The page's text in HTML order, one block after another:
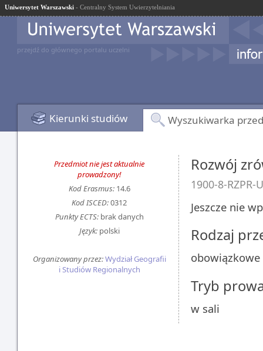
Uniwersytet Warszawski - Centralny System Uwierzytelniania
przejdź do głównego portalu uczelni
Kierunki studiów Wyszukiwarka
Przedmiot nie jest aktualnie
prowadzony!
Kod Erasmus:14.6
Kod ISCED:0312
Punkty ECTS:brak danych
Język:polski
Organizowany przez:Wydział Geografii
i Studiów Regionalnych
Rozwój
1900-8-RZPR-
Jeszcze nie
Rodzaj
obowiązkowe
Tryb
w sali